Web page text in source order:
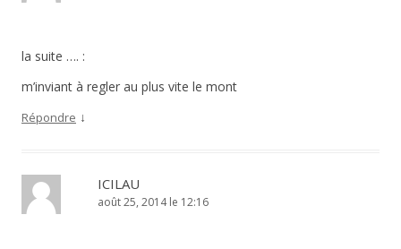
la suite …. :
m’inviant à regler au plus vite le mont
Répondre ↓
ICILAU
août 25, 2014 le 12:16